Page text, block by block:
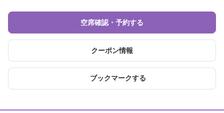
空席確認・予約する
クーポン情報
ブックマークする